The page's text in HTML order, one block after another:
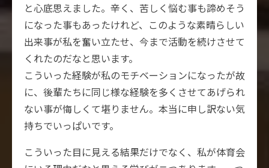
と心底思えました。辛く、苦しく悩む事も諦めそう
になった事もあったけれど、このような素晴らしい
出来事が私を奮い立たせ、今まで活動を続けさせて
くれたのだなと思います。
こういった経験が私のモチベーションになったが故
に、後輩たちに同じ様な経験を多くさせてあげられ
ない事が悔しくて堪りません。本当に申し訳ない気
持ちでいっぱいです。
こういった目に見える結果だけでなく、私が体育会